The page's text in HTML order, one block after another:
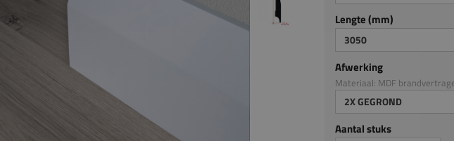
Lengte (mm)
3050
Afwerking
Materiaal: MDF
2X GEGROND
Aantal stuks